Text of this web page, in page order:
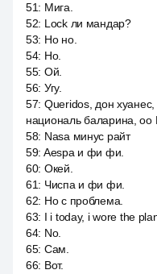
51: Мига.
52: Lock ли мандар?
53: Но но.
54: Но.
55: Ой.
56: Угу.
57: Queridos, дон
националь баларина,
58: Nasa минус райт
59: Aespa и фи фи.
60: Окей.
61: Чиспа и фи фи.
62: Но с проблема.
63: I i today, i wore the
64: No.
65: Сам.
66: Вот.